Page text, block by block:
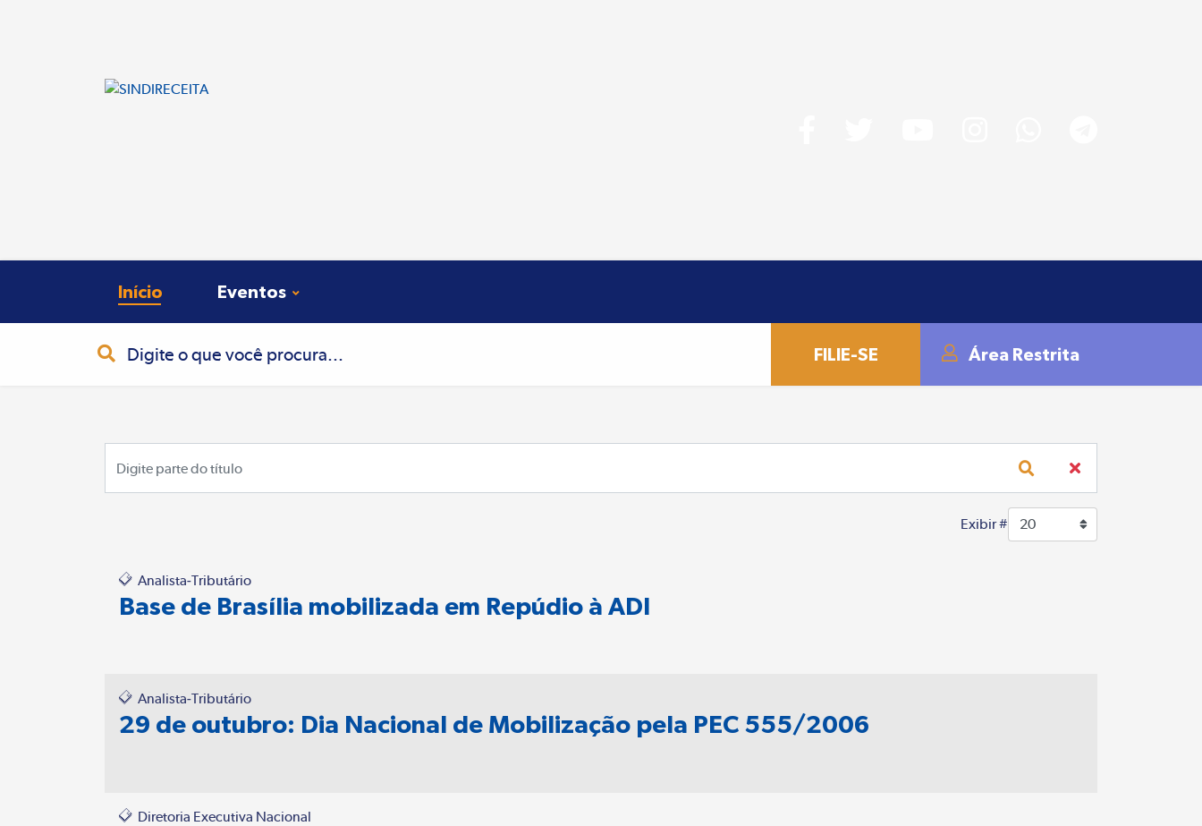
Início Eventos
Pesquisa FILIE-SE Área Restrita
Digite parte do título
Exibir # 20
Analista-Tributário
Base de Brasília mobilizada em Repúdio à ADI
Analista-Tributário
29 de outubro: Dia Nacional de Mobilização pela PEC 555/2006
Diretoria Executiva Nacional